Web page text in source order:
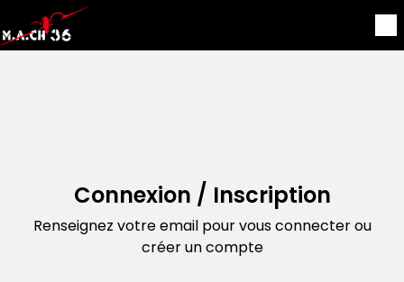
Aller au contenu principal
Connexion / Inscription
Renseignez votre email pour vous connecter ou
créer un compte